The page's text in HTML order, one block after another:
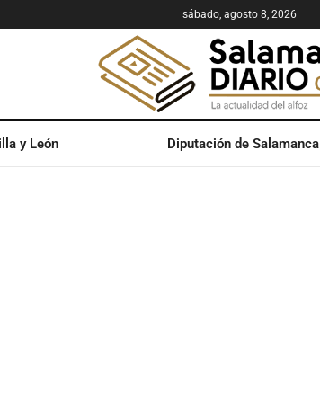
sábado, agosto 8, 2026
y León Diputación de Salamanca